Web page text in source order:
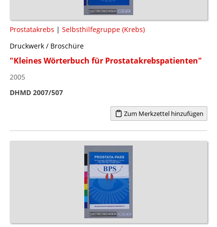
Prostatakrebs | Selbsthilfegruppe (Krebs)
Druckwerk / Broschüre
"Kleines Wörterbuch für Prostatakrebspatienten"
2005
DHMD 2007/507
Zum Merkzettel hinzufügen